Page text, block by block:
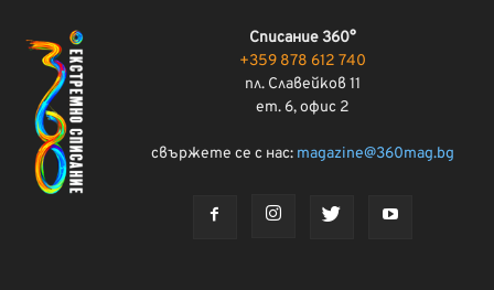
Списание 360°
+359 878 612 740
пл. Славейков 11
ет. 6, офис 2
свържете се с нас: magazine@360mag.bg